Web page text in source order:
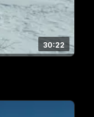
30:22